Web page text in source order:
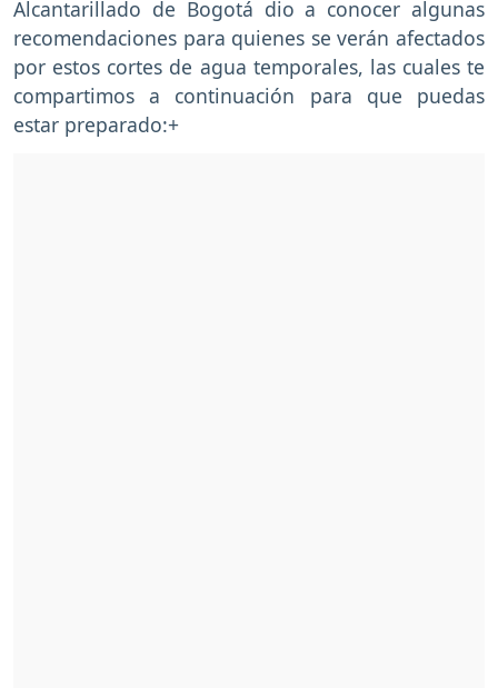
Alcantarillado de Bogotá dio a conocer algunas
recomendaciones para quienes se verán afectados
por estos cortes de agua temporales, las cuales te
compartimos a continuación para que puedas
estar preparado:+